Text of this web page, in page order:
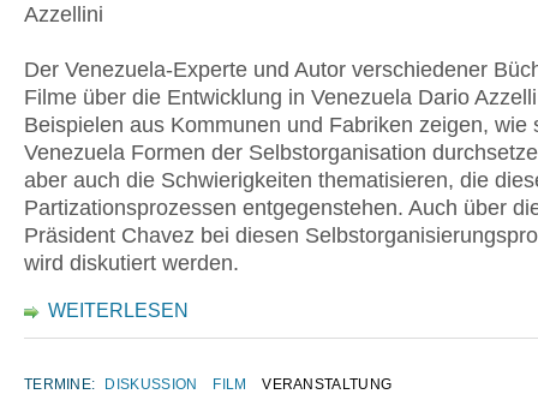
Azzellini
Der Venezuela-Experte und Autor verschiedener
Filme über die Entwicklung in Venezuela Dario
Beispielen aus Kommunen und Fabriken zeigen, wie
Venezuela Formen der Selbstorganisation
aber auch die Schwierigkeiten thematisieren, die
Partizationsprozessen entgegenstehen. Auch über
Präsident Chavez bei diesen
wird diskutiert werden.
WEITERLESEN
TERMINE: DISKUSSION FILM VERANSTALTUNG